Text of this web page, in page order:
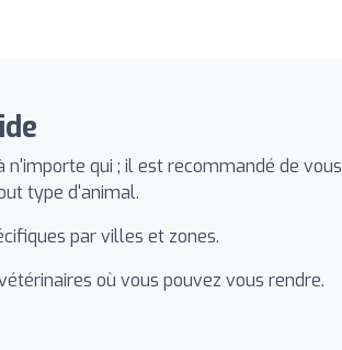
qui ; il est recommandé de vous
type d'animal.
par villes et zones.
où vous pouvez vous rendre.